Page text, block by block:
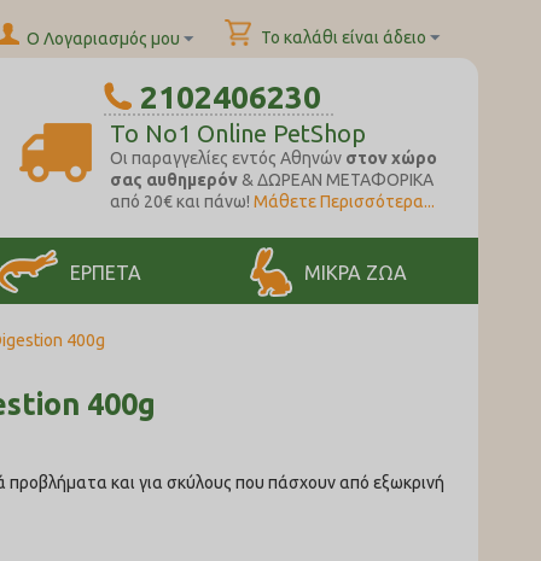
Το καλάθι είναι άδειο
Ο Λογαριασμός μου
2102406230
To No1 Online PetShop
Oι παραγγελίες εντός Αθηνών στον χώρο
σας αυθημερόν& ΔΩΡΕΑΝ ΜΕΤΑΦΟΡΙΚΑ
από 20€ και πάνω! Μάθετε Περισσότερα...
ΕΡΠΕΤΑ ΜΙΚΡΑ ΖΩΑ
400g
400g
προβλήματα και για σκύλους που πάσχουν από εξωκρινή